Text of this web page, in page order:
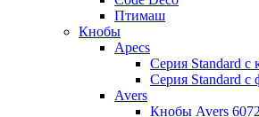
Птимаш
Кнобы
Apecs
Серия Standard с
Серия Standard с
Avers
Кнобы Avers 6072